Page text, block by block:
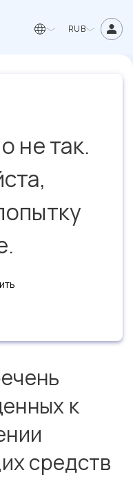
RUB
не так.
к
средств